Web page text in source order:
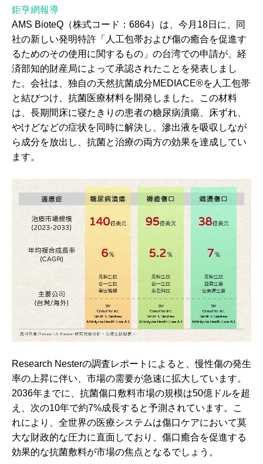
鉅亨網報導
AMS BioteQ（株式コード：6864）は、今月18日に、同
社の新しい発明特許「人工包帯および傷の癒合を促進す
るためのその使用に関するもの」の台湾での申請が、経
済部知的財産局によって承認されたことを発表しまし
た。会社は、独自の天然抗菌成分MEDIACE®を人工包帯
と結びつけ、抗菌医療材料を開発しました。この材料
は、長期間床に寝たきりの患者の糖尿病潰瘍、床ずれ、
やけどなどの症状を同時に解決し、滲出液を吸収しなが
ら成分を放出し、抗菌と治療の両方の効果を達成してい
ます。
Research Nesterの調査レポートによると、慢性傷の発生
率の上昇に伴い、市場の需要が急速に拡大しています。
2036年までに、抗菌傷口敷料市場の規模は50億ドルを超
え、次の10年で約7%成長すると予測されています。こ
れにより、全世界の医療システムは傷口ケアにおいて莫
大な財政的な圧力に直面しており、傷口癒合を促進する
効果的な抗菌敷料が市場の焦点となるでしょう。